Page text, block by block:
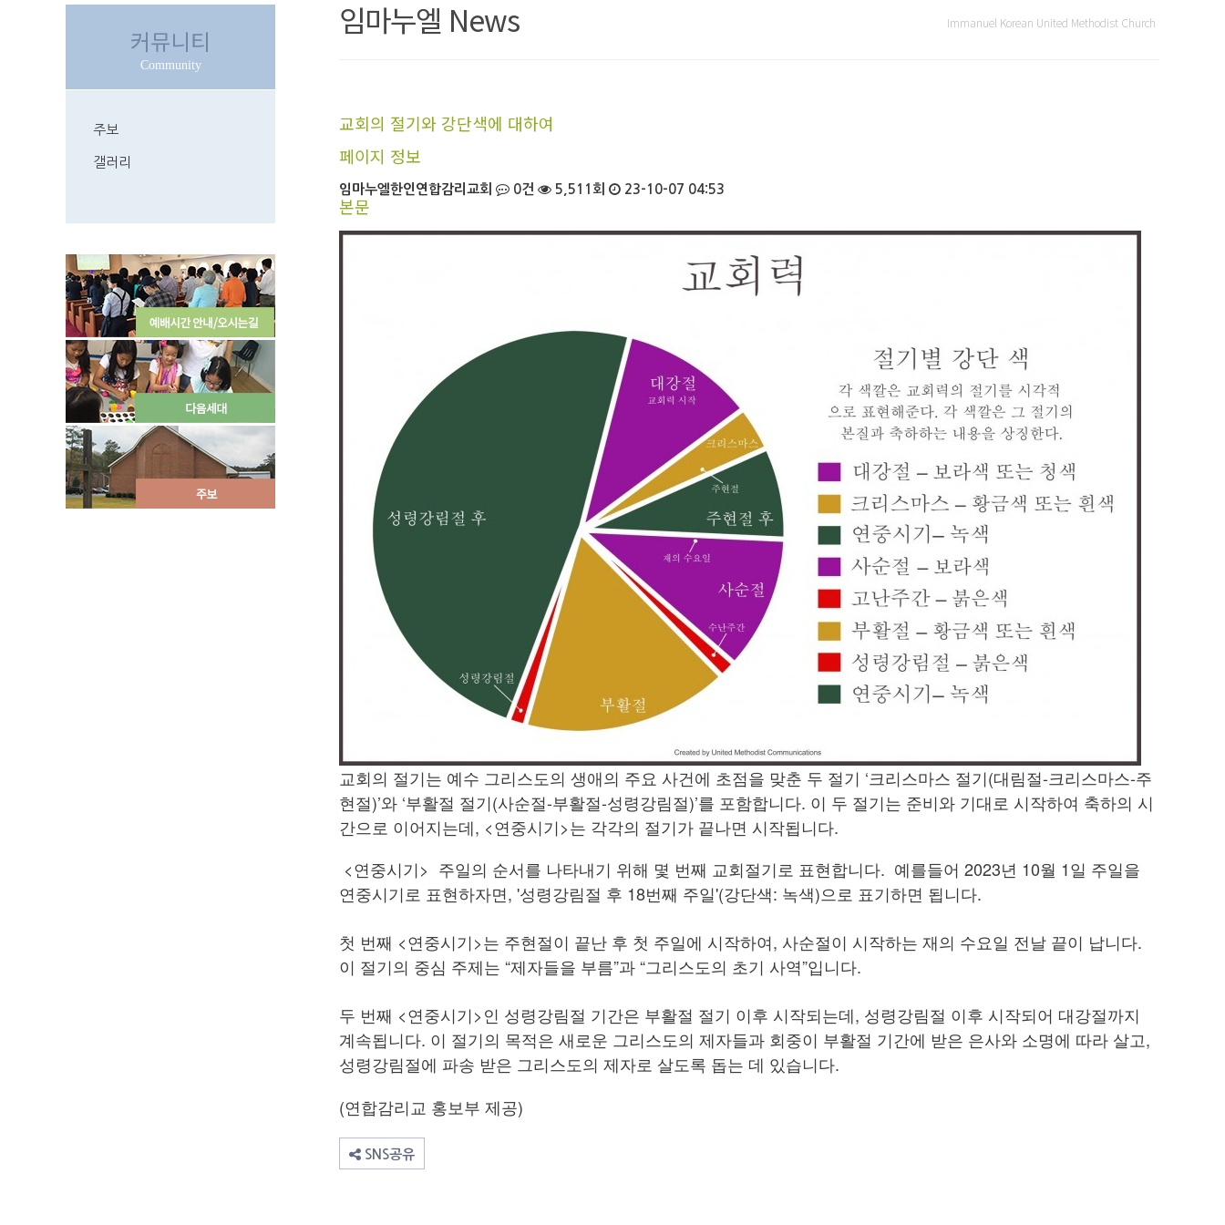
커뮤니티
Community
주보
갤러리
임마누엘 News Immanuel Korean United Methodist Church
교회의 절기와 강단색에 대하여
페이지 정보
임마누엘한인연합감리교회 0건 5,511회 23-10-07 04:53
본문
교회의 절기는 예수 그리스도의 생애의 주요 사건에 초점을 맞춘 두 절기 ‘크리스마스 절기(대림절-크리스마스-주
현절)’와 ‘부활절 절기(사순절-부활절-성령강림절)’를 포함합니다. 이 두 절기는 준비와 기대로 시작하여 축하의 시
간으로 이어지는데, <연중시기>는 각각의 절기가 끝나면 시작됩니다.
<연중시기> 주일의 순서를 나타내기 위해 몇 번째 교회절기로 표현합니다. 예를들어 2023년 10월 1일 주일을
연중시기로 표현하자면, '성령강림절 후 18번째 주일'(강단색: 녹색)으로 표기하면 됩니다.
첫 번째 <연중시기>는 주현절이 끝난 후 첫 주일에 시작하여, 사순절이 시작하는 재의 수요일 전날 끝이 납니다.
이 절기의 중심 주제는 “제자들을 부름”과 “그리스도의 초기 사역”입니다.
두 번째 <연중시기>인 성령강림절 기간은 부활절 절기 이후 시작되는데, 성령강림절 이후 시작되어 대강절까지
계속됩니다. 이 절기의 목적은 새로운 그리스도의 제자들과 회중이 부활절 기간에 받은 은사와 소명에 따라 살고,
성령강림절에 파송 받은 그리스도의 제자로 살도록 돕는 데 있습니다.
(연합감리교 홍보부 제공)
SNS공유